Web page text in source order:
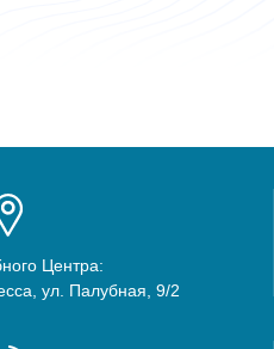
Центра:
ул. Палубная, 9/2